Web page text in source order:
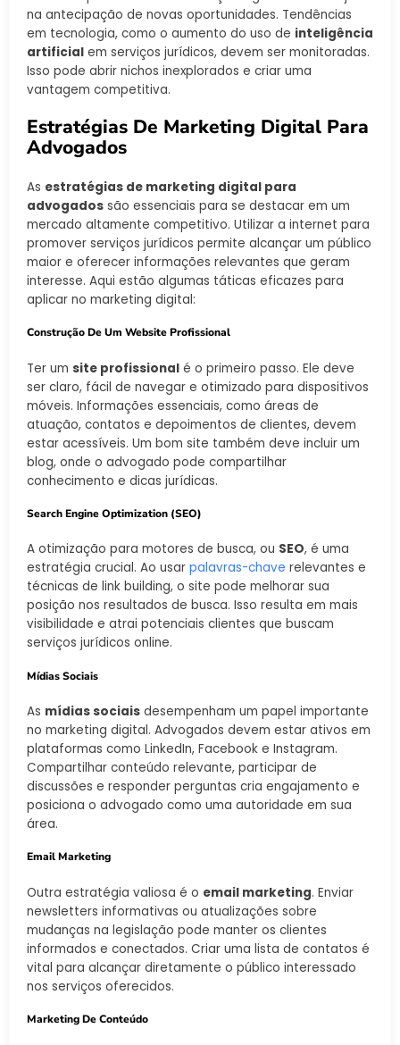
na antecipação de novas oportunidades. Tendências
em tecnologia, como o aumento do uso de inteligência
artificial em serviços jurídicos, devem ser monitoradas.
Isso pode abrir nichos inexplorados e criar uma
vantagem competitiva.
Estratégias De Marketing Digital Para
Advogados
As estratégias de marketing digital para
advogados são essenciais para se destacar em um
mercado altamente competitivo. Utilizar a internet para
promover serviços jurídicos permite alcançar um público
maior e oferecer informações relevantes que geram
interesse. Aqui estão algumas táticas eficazes para
aplicar no marketing digital:
Construção De Um Website Profissional
Ter um site profissional é o primeiro passo. Ele deve
ser claro, fácil de navegar e otimizado para dispositivos
móveis. Informações essenciais, como áreas de
atuação, contatos e depoimentos de clientes, devem
estar acessíveis. Um bom site também deve incluir um
blog, onde o advogado pode compartilhar
conhecimento e dicas jurídicas.
Search Engine Optimization (SEO)
A otimização para motores de busca, ou SEO, é uma
estratégia crucial. Ao usar palavras-chave relevantes e
técnicas de link building, o site pode melhorar sua
posição nos resultados de busca. Isso resulta em mais
visibilidade e atrai potenciais clientes que buscam
serviços jurídicos online.
Mídias Sociais
As mídias sociais desempenham um papel importante
no marketing digital. Advogados devem estar ativos em
plataformas como LinkedIn, Facebook e Instagram.
Compartilhar conteúdo relevante, participar de
discussões e responder perguntas cria engajamento e
posiciona o advogado como uma autoridade em sua
área.
Email Marketing
Outra estratégia valiosa é o email marketing. Enviar
newsletters informativas ou atualizações sobre
mudanças na legislação pode manter os clientes
informados e conectados. Criar uma lista de contatos é
vital para alcançar diretamente o público interessado
nos serviços oferecidos.
Marketing De Conteúdo